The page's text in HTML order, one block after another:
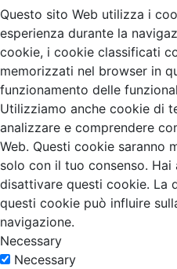
Questo sito Web utilizza i
esperienza durante la
cookie, i cookie classificati
memorizzati nel browser in
funzionamento delle
Utilizziamo anche cookie di
analizzare e comprendere
Web. Questi cookie saranno
solo con il tuo consenso.
disattivare questi cookie. La
questi cookie può influire
navigazione.
Necessary
Necessary